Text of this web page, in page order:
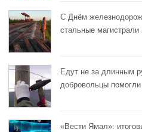
С Днём
стальные
Едут не за длинным
добровольцы
«Вести Ямал»: